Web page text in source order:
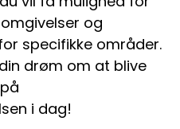
og
specifikke områder.
drøm om at blive
i dag!